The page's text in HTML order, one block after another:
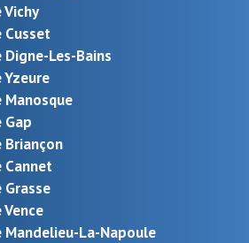
Cusset
Les-Bains
Manosque
Gap
Briançon
Cannet
Mandelieu-La-Napoule